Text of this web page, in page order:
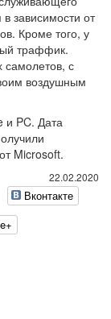
зависимости от
Кроме того, у
траффик.
самолетов, с
воздушным
и PC. Дата
Microsoft.
22.02.2020
Вконтакте